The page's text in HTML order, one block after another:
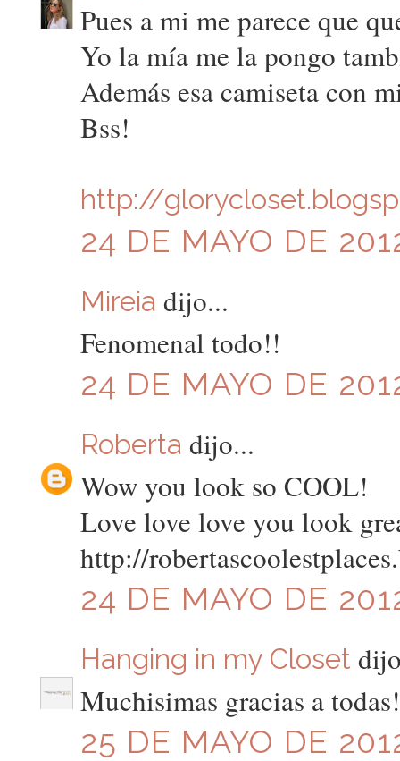
Pues a mi me parece que
Yo la mía me la pongo
Además esa camiseta con
Bss!
http://
24 DE MAYO DE
Mireia dijo...
Fenomenal todo!!
24 DE MAYO DE
Roberta dijo...
Wow you look so COOL!
Love love love you look
http://
24 DE MAYO DE
Hanging in my Closet
Muchisimas gracias a
25 DE MAYO DE